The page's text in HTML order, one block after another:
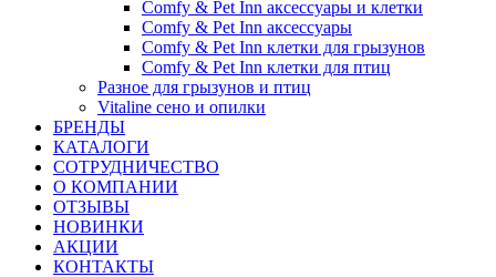
Comfy & Pet Inn аксессуары и клетки
Comfy & Pet Inn аксессуары
Comfy & Pet Inn клетки для грызунов
Comfy & Pet Inn клетки для птиц
Разное для грызунов и птиц
Vitaline сено и опилки
БРЕНДЫ
КАТАЛОГИ
СОТРУДНИЧЕСТВО
О КОМПАНИИ
ОТЗЫВЫ
НОВИНКИ
АКЦИИ
КОНТАКТЫ